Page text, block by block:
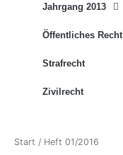
Jahrgang 2013
Öffentliches Recht
Strafrecht
Zivilrecht
Start / Heft 01/2016